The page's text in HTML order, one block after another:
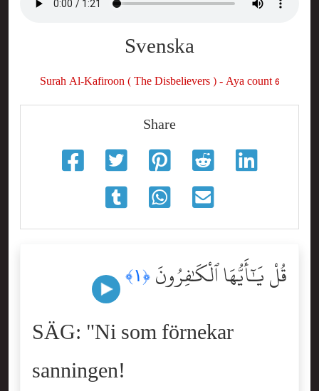
Svenska
Surah Al-Kafiroon ( The Disbelievers ) - Aya count 6
Share
قُلْ يَٰٓأَيُّهَا ٱلْكَٰفِرُونَ ﴿١﴾
SÄG: "Ni som förnekar
sanningen!